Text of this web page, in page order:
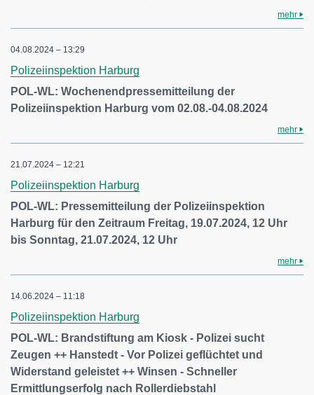
mehr
04.08.2024 – 13:29
Polizeiinspektion Harburg
POL-WL: Wochenendpressemitteilung der
Polizeiinspektion Harburg vom 02.08.-04.08.2024
mehr
21.07.2024 – 12:21
Polizeiinspektion Harburg
POL-WL: Pressemitteilung der Polizeiinspektion
Harburg für den Zeitraum Freitag, 19.07.2024, 12 Uhr
bis Sonntag, 21.07.2024, 12 Uhr
mehr
14.06.2024 – 11:18
Polizeiinspektion Harburg
POL-WL: Brandstiftung am Kiosk - Polizei sucht
Zeugen ++ Hanstedt - Vor Polizei geflüchtet und
Widerstand geleistet ++ Winsen - Schneller
Ermittlungserfolg nach Rollerdiebstahl